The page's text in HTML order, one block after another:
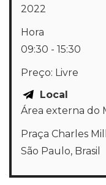
2022
Hora
09:30 - 15:30
Preço: Livre
Local
Área externa do
Praça Charles
São Paulo, Brasil